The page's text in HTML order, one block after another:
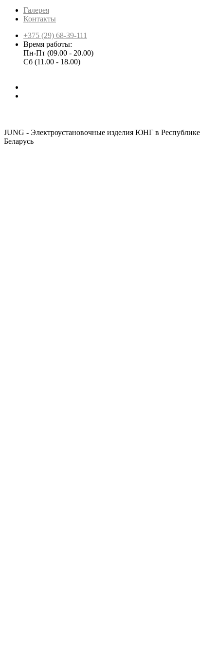
Галерея
Контакты
+375 (29) 68-39-111
Время работы:
Пн-Пт (09.00 - 20.00)
Сб (11.00 - 18.00)
JUNG - Электроустановочные изделия ЮНГ в Республике
Беларусь